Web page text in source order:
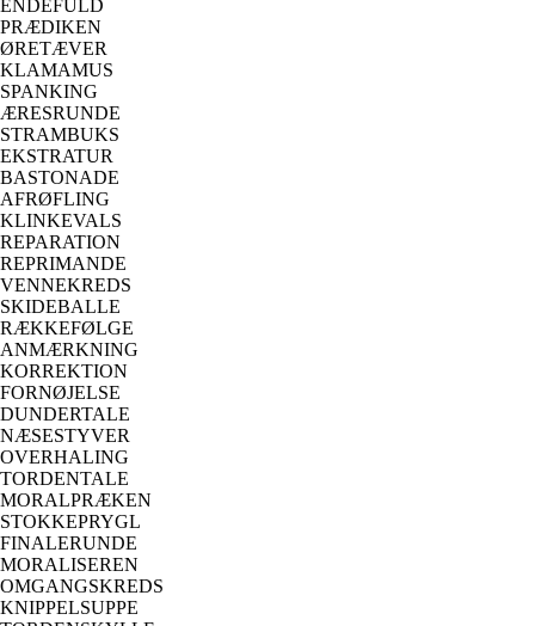
ENDEFULD
PRÆDIKEN
ØRETÆVER
KLAMAMUS
SPANKING
ÆRESRUNDE
STRAMBUKS
EKSTRATUR
BASTONADE
AFRØFLING
KLINKEVALS
REPARATION
REPRIMANDE
VENNEKREDS
SKIDEBALLE
RÆKKEFØLGE
ANMÆRKNING
KORREKTION
FORNØJELSE
DUNDERTALE
NÆSESTYVER
OVERHALING
TORDENTALE
MORALPRÆKEN
STOKKEPRYGL
FINALERUNDE
MORALISEREN
OMGANGSKREDS
KNIPPELSUPPE